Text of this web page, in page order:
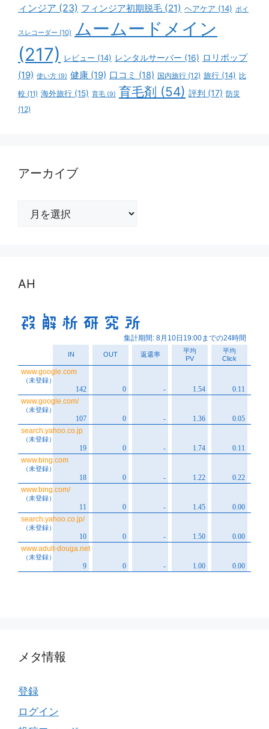
ィンジア (23) フィンジア初期脱毛 (21) ヘアケア (14) ボイ
スレコーダー (10) ムームードメイン
(217)
レビュー (14) レンタルサーバー (16) ロリポップ
(19) 使い方 (9) 健康 (19) 口コミ (18) 国内旅行 (12) 旅行 (14) 比
較 (11) 海外旅行 (15) 育毛 (9) 育毛剤 (54) 評判 (17) 防災
(12)
アーカイブ
AH
メタ情報
登録
ログイン